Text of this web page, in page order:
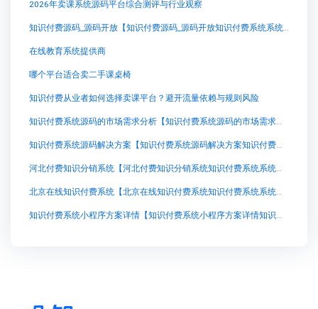
2026年卖课系统源码平台综合测评与行业观察
知识付费源码_源码开放【知识付费源码_源码开放知识付费系统系统怎么制作，知识付费系统搭建使用教程】
在线教育系统提供商
哪个平台适合卖二手课桌椅
知识付费从业者如何选择卖课平台？避开流量依赖与规则风险
知识付费系统源码的市场需求分析【知识付费系统源码的市场需求分析知识付费系统系统怎么制作，知识付费系统搭建使用教程】
知识付费系统源码解决方案【知识付费系统源码解决方案知识付费系统系统怎么制作，知识付费系统搭建使用教程】
河北付费知识分销系统【河北付费知识分销系统知识付费系统系统怎么制作，知识付费系统搭建使用教程】
北京在线知识付费系统【北京在线知识付费系统知识付费系统系统怎么制作，知识付费系统搭建使用教程】
知识付费系统小程序方案详情【知识付费系统小程序方案详情知识付费系统系统怎么制作，知识付费系统搭建使用教程】